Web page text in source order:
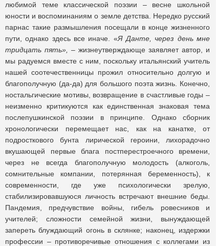
любимой теме классической поэзии – весне школьной
юности и воспоминаниям о земле детства. Нередко русский
парнас такие размышления посещали в конце жизненного
пути, однако здесь все иначе. «Я Данте, через день мне
тридцать пять», – жизнеутверждающе заявляет автор, и
мы радуемся вместе с ним, поскольку итальянский учитель
нашей соотечественницы прожил относительно долгую и
благополучную (да-да) для большого поэта жизнь. Конечно,
ностальгические мотивы, возвращение в счастливые годы –
неизменно критикуются как единственная знаковая тема
послепушкинской поэзии в принципе. Однако сборник
хронологически перемещает нас, как на канатке, от
подросткового бунта лирической героини, лихорадочно
вкушающей первые блага постперестроечного времени,
через не всегда благополучную молодость (алкоголь,
сомнительные компании, потерянная беременность), к
современности, где уже психологически зрелую,
стабилизировавшуюся личность встречают внешние беды.
Пандемия, предчувствие войны, гибель ровесников и
учителей; сложности семейной жизни, вынуждающей
запереть блуждающий огонь в склянке; наконец, издержки
профессии – противоречивые отношения с коллегами из